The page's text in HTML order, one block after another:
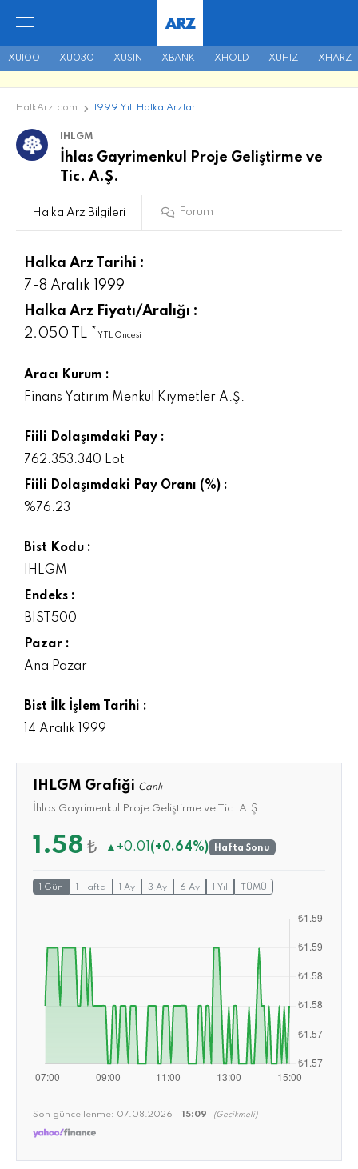
XU100 XU030 XUSIN XBANK XHOLD XUHIZ XHARZ
ARZ
HalkArz.com 1999 Yılı Halka Arzlar
IHLGM
İhlas Gayrimenkul Proje Geliştirme ve
Tic. A.Ş.
Halka Arz Bilgileri Forum
Halka Arz Tarihi :
7-8 Aralık 1999
Halka Arz Fiyatı/Aralığı :
2.050 TL * YTL Öncesi
Aracı Kurum :
Finans Yatırım Menkul Kıymetler A.Ş.
Fiili Dolaşımdaki Pay :
762.353.340 Lot
Fiili Dolaşımdaki Pay Oranı (%) :
%76.23
Bist Kodu :
IHLGM
Endeks :
BIST500
Pazar :
Ana Pazar
Bist İlk İşlem Tarihi :
14 Aralık 1999
IHLGM Grafiği Canlı
İhlas Gayrimenkul Proje Geliştirme ve Tic. A.Ş.
1.58 ₺ ▲ +0.01 (+0.64%) Hafta Sonu
1 Gün 1 Hafta 1 Ay 3 Ay 6 Ay 1 Yıl TÜMÜ
Son güncellenme: 07.08.2026 - 15:09 (Gecikmeli)